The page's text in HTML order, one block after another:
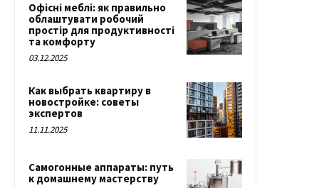
Офісні меблі: як правильно
облаштувати робочий
простір для продуктивності
та комфорту
03.12.2025
Как выбрать квартиру в
новостройке: советы
экспертов
11.11.2025
Самогонные аппараты: путь
к домашнему мастерству